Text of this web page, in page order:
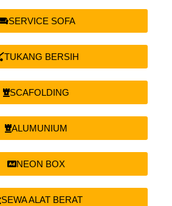
SERVICE SOFA
TUKANG BERSIH
SCAFOLDING
ALUMUNIUM
NEON BOX
SEWA ALAT BERAT